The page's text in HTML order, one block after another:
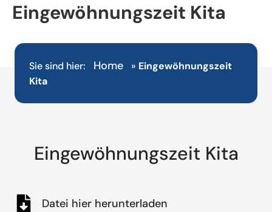
Eingewöhnungszeit Kita
Sie sind hier: Home » Eingewöhnungszeit
Kita
Eingewöhnungszeit Kita
Datei hier herunterladen